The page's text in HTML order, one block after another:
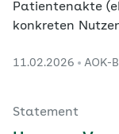
Patientenakte
konkreten
Jens Martin
11.02.2026 AOK-
Statement